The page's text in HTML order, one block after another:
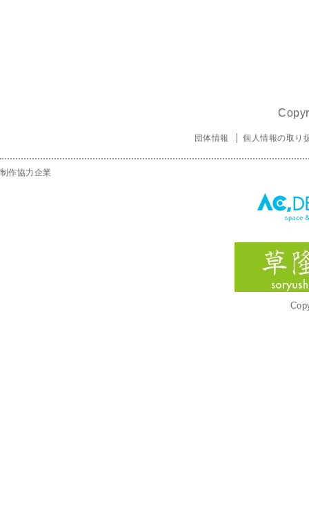
団体情報 個人情報の取り
制作協力企業